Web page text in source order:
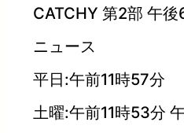
CATCHY 第2部 午後
ニュース
平日:午前11時57分
土曜:午前11時53分